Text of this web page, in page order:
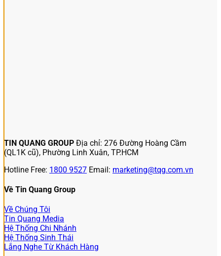
TIN QUANG GROUP Địa chỉ: 276 Đường Hoàng Cầm
(QL1K cũ), Phường Linh Xuân, TP.HCM
Hotline Free: 1800 9527 Email: marketing@tqg.com.vn
Về Tin Quang Group
Về Chúng Tôi
Tin Quang Media
Hệ Thống Chi Nhánh
Hệ Thống Sinh Thái
Lắng Nghe Từ Khách Hàng